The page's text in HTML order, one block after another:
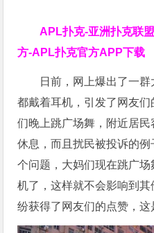
APL扑克-亚洲扑克联
方-APL扑克官方APP下载
日前，网上爆出了一
都戴着耳机，引发了网友
们晚上跳广场舞，附近居
休息，而且扰民被投诉的
个问题，大妈们现在跳广
机了，这样就不会影响到
纷获得了网友们的点赞，这